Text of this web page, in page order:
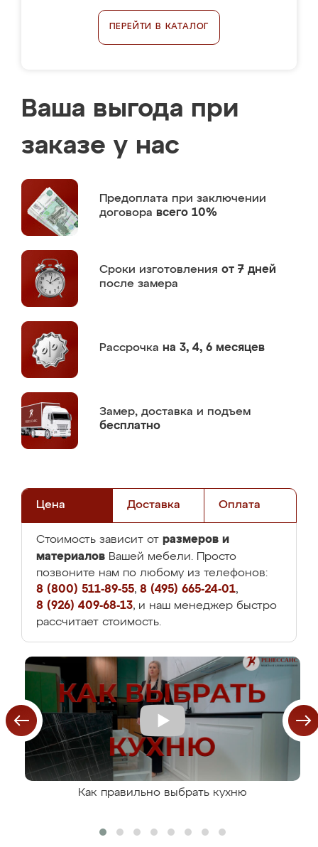
ПЕРЕЙТИ В КАТАЛОГ
Ваша выгода при
заказе у нас
Предоплата при заключении
договора всего 10%
Сроки изготовления от 7 дней
после замера
Рассрочка на 3, 4, 6 месяцев
Замер, доставка и подъем
бесплатно
Цена Доставка Оплата
Стоимость зависит от размеров и
материалов Вашей мебели. Просто
позвоните нам по любому из телефонов:
8 (800) 511-89-55, 8 (495) 665-24-01,
8 (926) 409-68-13, и наш менеджер быстро
рассчитает стоимость.
Как правильно выбрать кухню